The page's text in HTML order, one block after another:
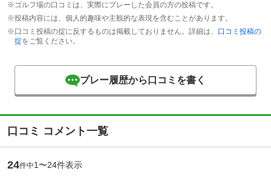
※ゴルフ場の口コミは、実際にプレーした会員の方の投稿です。
※投稿内容には、個人的趣味や主観的な表現を含むことがあります。
※口コミ投稿の掟に反するものは掲載しておりません。詳細は、 口コミ投稿の
掟をご覧ください。
プレー履歴から口コミを書く
口コミ コメント一覧
24件中1〜24件表示